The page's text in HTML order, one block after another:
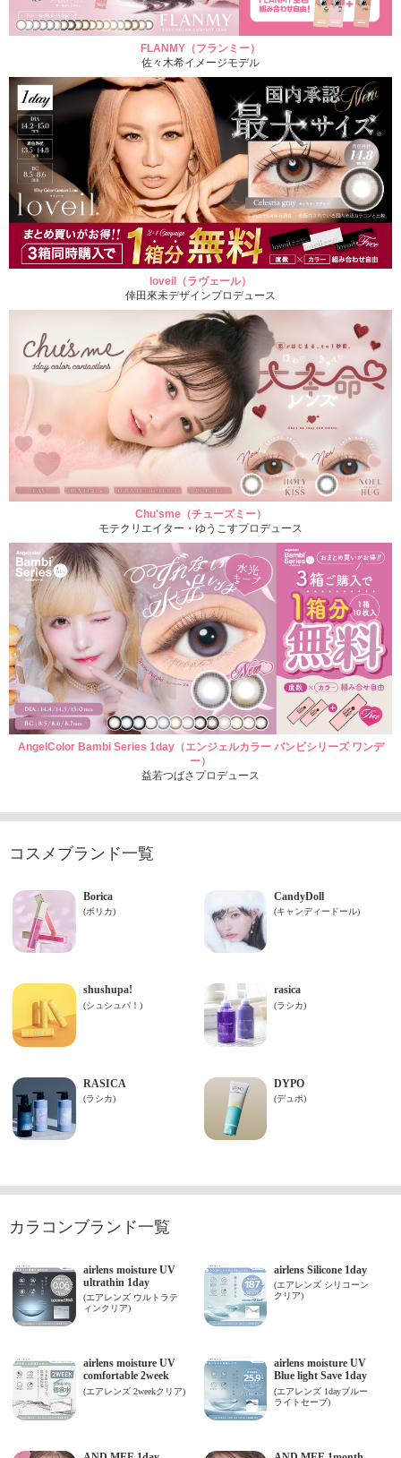
FLANMY（フランミー）
佐々木希イメージモデル
loveil（ラヴェール）
倖田來未デザインプロデュース
Chu'sme（チューズミー）
モテクリエイター・ゆうこすプロデュース
AngelColor Bambi Series 1day（エンジェルカラー バンビシリーズ ワンデ
ー）
益若つばさプロデュース
コスメブランド一覧
カラコンブランド一覧